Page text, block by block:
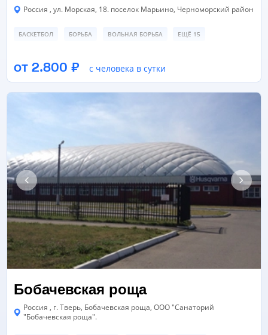
Россия , ул. Морская, 18. поселок Марьино, Черноморский район
БАСКЕТБОЛ БОРЬБА ВОЛЬНАЯ БОРЬБА ЕЩЁ 15
СПОРТИВНАЯ ПЛОЩАДКА
ЕЩЁ 1
от 2.800 ₽ с человека в сутки
Бобачевская роща
Россия , г. Тверь, Бобачевская роща, ООО "Санаторий
"Бобачевская роща".